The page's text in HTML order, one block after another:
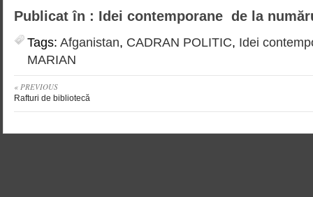
Publicat în : Idei contemporane de la
Tags: Afganistan, CADRAN POLITIC, Idei
MARIAN
« PREVIOUS
Rafturi de bibliotecă